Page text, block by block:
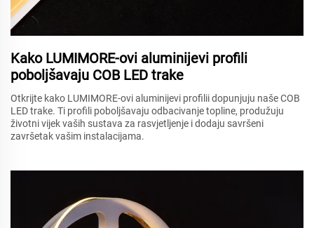
Kako LUMIMORE-ovi aluminijevi profili
poboljšavaju COB LED trake
Otkrijte kako LUMIMORE-ovi aluminijevi profilii dopunjuju naše COB
LED trake. Ti profili poboljšavaju odbacivanje topline, produžuju
životni vijek vaših sustava za rasvjetljenje i dodaju savršeni
završetak vašim instalacijama.